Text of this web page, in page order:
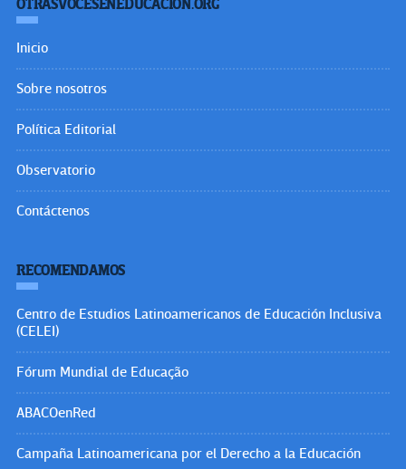
OTRASVOCESENEDUCACION.ORG
Inicio
Sobre nosotros
Política Editorial
Observatorio
Contáctenos
RECOMENDAMOS
Centro de Estudios Latinoamericanos de Educación Inclusiva
(CELEI)
Fórum Mundial de Educação
ABACOenRed
Campaña Latinoamericana por el Derecho a la Educación